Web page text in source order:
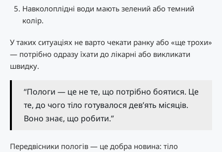
Навколоплідні води мають зелений або темний
колір.
У таких ситуаціях не варто чекати ранку або «ще трохи»
— потрібно одразу їхати до лікарні або викликати
швидку.
“Пологи — це не те, що потрібно боятися. Це
те, до чого тіло готувалося дев’ять місяців.
Воно знає, що робити.”
Передвісники пологів — це добра новина: тіло